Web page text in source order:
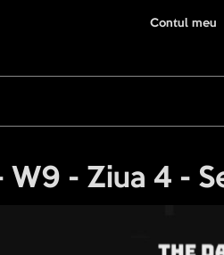
Contul meu
W9 - Ziua 4 -